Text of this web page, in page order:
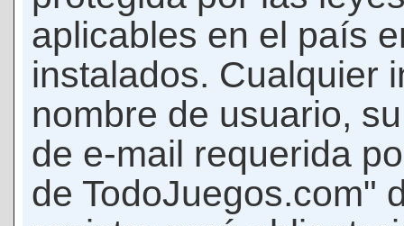
aplicables en el país
instalados. Cualquier
nombre de usuario,
de e-mail requerida
de TodoJuegos.com"